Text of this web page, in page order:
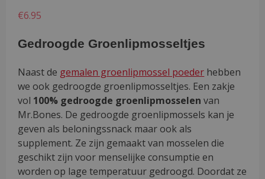
€6.95
Gedroogde Groenlipmosseltjes
Naast de gemalen groenlipmossel poeder hebben
we ook gedroogde groenlipmosseltjes. Een zakje
vol 100% gedroogde groenlipmosselenvan
Mr.Bones. De gedroogde groenlipmossels kan je
geven als beloningssnack maar ook als
supplement. Ze zijn gemaakt van mosselen die
geschikt zijn voor menselijke consumptie en
worden op lage temperatuur gedroogd. Doordat ze